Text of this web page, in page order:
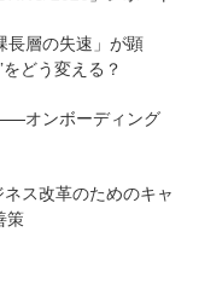
長層の失速」が顕
どう変える？
オンボーディング
ス改革のためのキャ
策